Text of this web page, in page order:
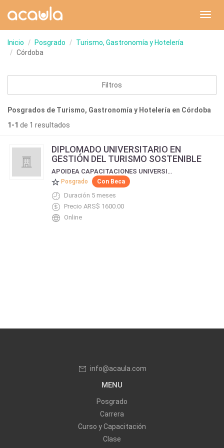
Inicio Posgrado
Turismo, Gastronomía y Hotelería
Córdoba
Filtros
Posgrados de Turismo, Gastronomía y Hotelería en Córdoba
1-1 de 1 resultados
DIPLOMADO UNIVERSITARIO EN
GESTIÓN DEL TURISMO SOSTENIBLE
APOIDEA CAPACITACIONES UNIVERSIDADES E INSTITUTOS INTERNACIONALES
Posgrado Con Beca
Duración 5 meses
Precio ARS$ 1600.00
Online
info@acaula.com
MENU
Posgrado
Carrera
Curso y Capacitación
Clase